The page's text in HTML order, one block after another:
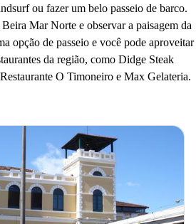
ou fazer um belo passeio de barco.
Mar Norte e observar a paisagem da
opção de passeio e você pode aproveitar
da região, como Didge Steak
O Timoneiro e Max Gelateria.